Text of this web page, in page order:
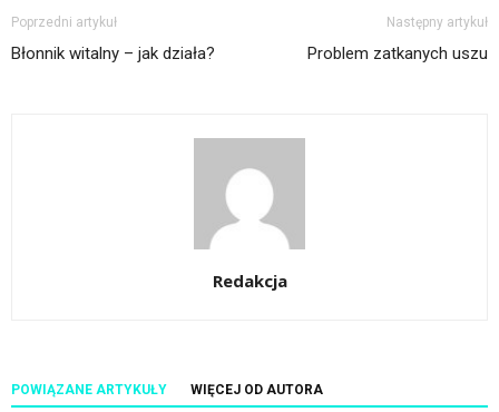
Poprzedni artykuł
Błonnik witalny – jak działa?
Następny artykuł
Problem zatkanych uszu
Redakcja
POWIĄZANE ARTYKUŁY WIĘCEJ OD AUTORA